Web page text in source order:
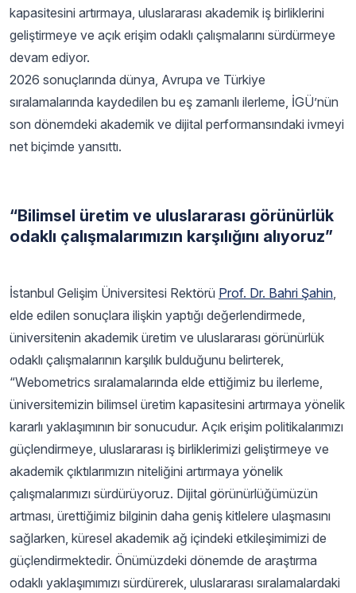
kapasitesini artırmaya, uluslararası akademik iş birliklerini
geliştirmeye ve açık erişim odaklı çalışmalarını sürdürmeye
devam ediyor.
2026 sonuçlarında dünya, Avrupa ve Türkiye
sıralamalarında kaydedilen bu eş zamanlı ilerleme, İGÜ’nün
son dönemdeki akademik ve dijital performansındaki ivmeyi
net biçimde yansıttı.
“Bilimsel üretim ve uluslararası görünürlük
odaklı çalışmalarımızın karşılığını alıyoruz”
İstanbul Gelişim Üniversitesi Rektörü Prof. Dr. Bahri Şahin,
elde edilen sonuçlara ilişkin yaptığı değerlendirmede,
üniversitenin akademik üretim ve uluslararası görünürlük
odaklı çalışmalarının karşılık bulduğunu belirterek,
“Webometrics sıralamalarında elde ettiğimiz bu ilerleme,
üniversitemizin bilimsel üretim kapasitesini artırmaya yönelik
kararlı yaklaşımının bir sonucudur. Açık erişim politikalarımızı
güçlendirmeye, uluslararası iş birliklerimizi geliştirmeye ve
akademik çıktılarımızın niteliğini artırmaya yönelik
çalışmalarımızı sürdürüyoruz. Dijital görünürlüğümüzün
artması, ürettiğimiz bilginin daha geniş kitlelere ulaşmasını
sağlarken, küresel akademik ağ içindeki etkileşimimizi de
güçlendirmektedir. Önümüzdeki dönemde de araştırma
odaklı yaklaşımımızı sürdürerek, uluslararası sıralamalardaki